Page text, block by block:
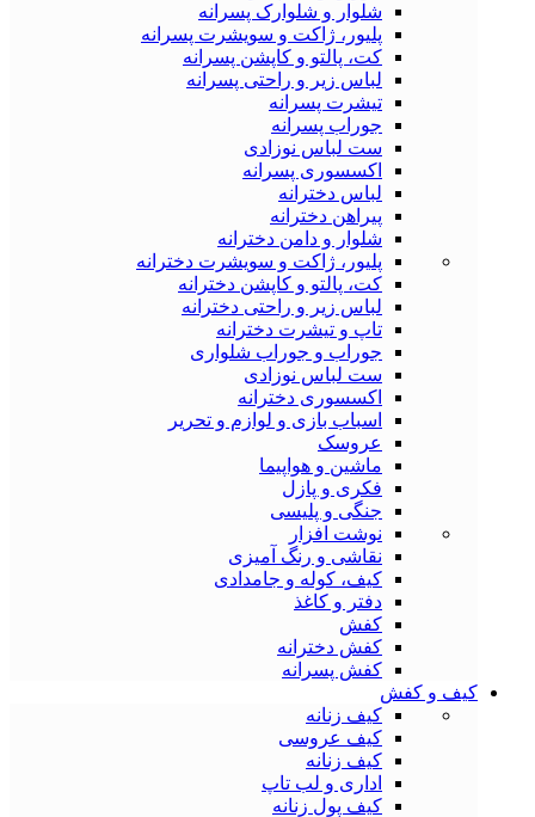
شلوار و شلوارک پسرانه
پلیور، ژاکت و سویشرت پسرانه
کت، پالتو و کاپشن پسرانه
لباس زیر و راحتی پسرانه
تیشرت پسرانه
جوراب پسرانه
ست لباس نوزادی
اکسسوری پسرانه
لباس دخترانه
پیراهن دخترانه
شلوار و دامن دخترانه
پلیور، ژاکت و سویشرت دخترانه
کت، پالتو و کاپشن دخترانه
لباس زیر و راحتی دخترانه
تاپ و تیشرت دخترانه
جوراب و جوراب شلواری
ست لباس نوزادی
اکسسوری دخترانه
اسباب بازی و لوازم و تحریر
عروسک
ماشین و هواپیما
فکری و پازل
جنگی و پلیسی
نوشت افزار
نقاشی و رنگ آمیزی
کیف، کوله و جامدادی
دفتر و کاغذ
کفش
کفش دخترانه
کفش پسرانه
کیف و کفش
کیف زنانه
کیف عروسی
کیف زنانه
اداری و لب تاپ
کیف پول زنانه